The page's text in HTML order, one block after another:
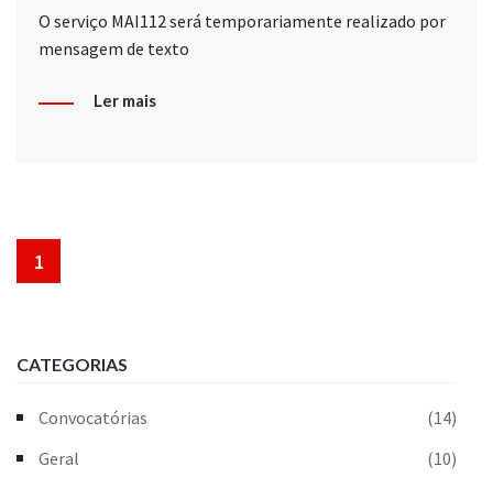
O serviço MAI112 será temporariamente realizado por
mensagem de texto
Ler mais
1
CATEGORIAS
Convocatórias
(14)
Geral
(10)